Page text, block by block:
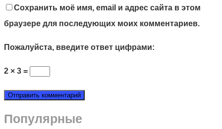
Сохранить моё имя, email и адрес сайта в этом
браузере для последующих моих комментариев.
Пожалуйста, введите ответ цифрами:
2 × 3 =
Популярные